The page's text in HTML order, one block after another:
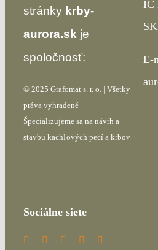
stránky krby-
aurora.sk je
spoločnosť:
© 2025 Grafomat s. r. o. | Všetky
práva vyhradené
Špecializujeme sa na návrh a
stavbu kachľových pecí a krbov
IČ
E-
Sociálne siete